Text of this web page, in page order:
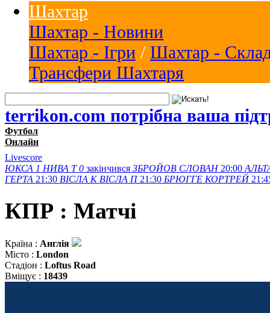
Шахтар
Шахтар - Новини
Шахтар - Ігри / Шахтар -
Трансфери Шахтаря
terrikon.com потрібна ваша
Футбол
Онлайн
Livescore
ЮКСА 1 НИВА Т 0 закінчився ЗБРОЙОВ СЛОВАН 20:00
ГЕРТА 21:30 ВІСЛА K ВІСЛА П 21:30 БРЮГГЕ КОРТРЕЙ
КПР : Матчi
Країна : Англія
Місто : London
Стадіон : Loftus Road
Вміщує : 18439